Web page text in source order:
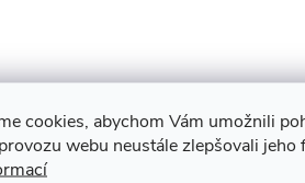
cookies, abychom Vám umožnili
webu neustále zlepšovali